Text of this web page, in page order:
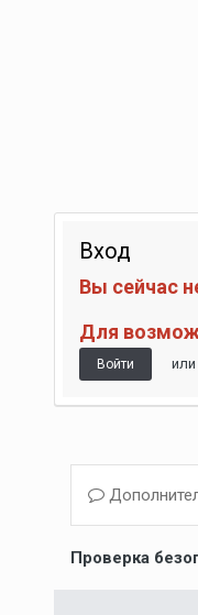
Вход
Вы сейчас
Для
Войти или
Проверка